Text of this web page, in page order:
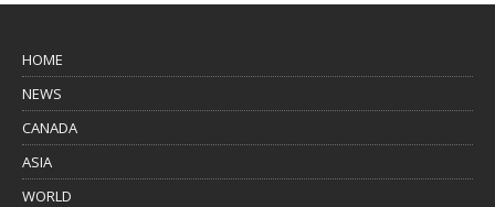
HOME
NEWS
CANADA
ASIA
WORLD